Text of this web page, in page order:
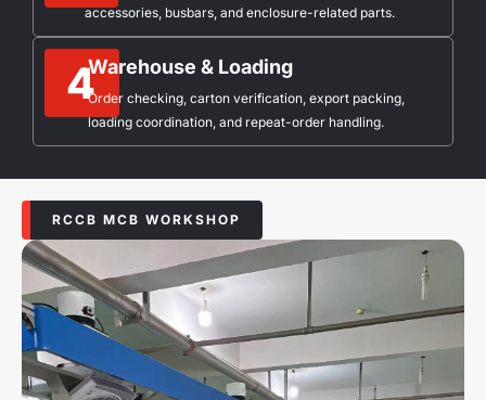
accessories, busbars, and enclosure-related parts.
4Warehouse & Loading
Order checking, carton verification, export packing,
loading coordination, and repeat-order handling.
RCCB MCB WORKSHOP​